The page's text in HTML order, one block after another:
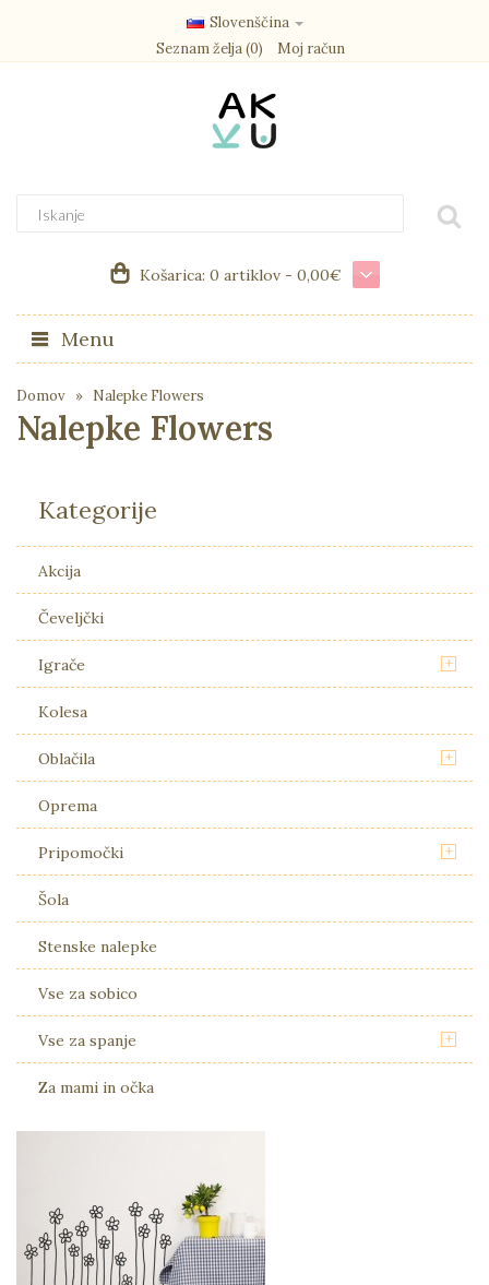
Slovenščina
Seznam želja (0)
Moj račun
Košarica: 0 artiklov - 0,00€
Menu
Domov Nalepke Flowers
Nalepke Flowers
Kategorije
Akcija
Čeveljčki
Igrače +
Kolesa
Oblačila +
Oprema
Pripomočki +
Šola
Stenske nalepke
Vse za sobico
Vse za spanje +
Za mami in očka